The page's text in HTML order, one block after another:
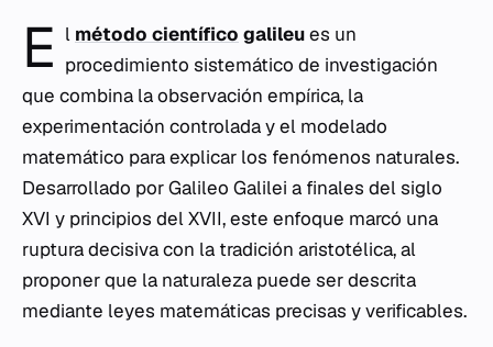
E l método científico galileues un
procedimiento sistemático de investigación
que combina la observación empírica, la
experimentación controlada y el modelado
matemático para explicar los fenómenos naturales.
Desarrollado por Galileo Galilei a finales del siglo
XVI y principios del XVII, este enfoque marcó una
ruptura decisiva con la tradición aristotélica, al
proponer que la naturaleza puede ser descrita
mediante leyes matemáticas precisas y verificables.